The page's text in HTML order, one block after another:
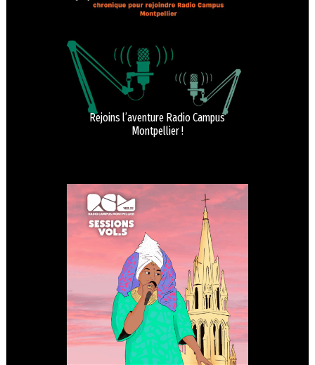
Rejoins l’aventure Radio Campus
Montpellier !